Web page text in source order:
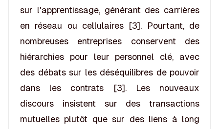
sur l'apprentissage, générant des carrières
en réseau ou cellulaires [3]. Pourtant, de
nombreuses entreprises conservent des
hiérarchies pour leur personnel clé, avec
des débats sur les déséquilibres de pouvoir
dans les contrats [3]. Les nouveaux
discours insistent sur des transactions
mutuelles plutôt que sur des liens à long